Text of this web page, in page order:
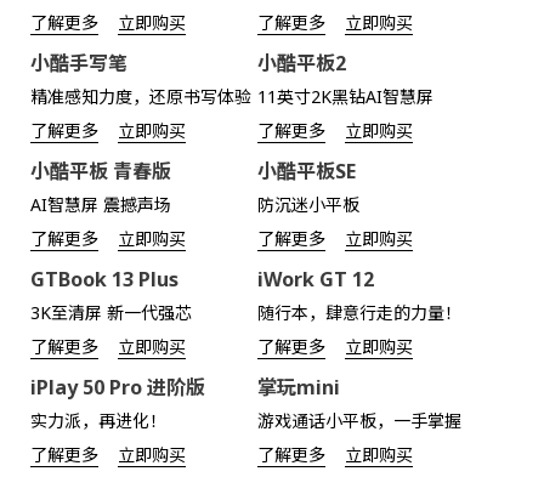
了解更多
立即购买
了解更多
立即购买
小酷手写笔
精准感知力度，还原书写体验
了解更多
立即购买
小酷平板2
11英寸2K黑钻AI智慧屏
了解更多
立即购买
小酷平板 青春版
AI智慧屏 震撼声场
了解更多
立即购买
小酷平板SE
防沉迷小平板
了解更多
立即购买
GTBook 13 Plus
3K至清屏 新一代强芯
了解更多
立即购买
iWork GT 12
随行本，肆意行走的力量！
了解更多
立即购买
iPlay 50 Pro 进阶版
实力派，再进化！
了解更多
立即购买
掌玩mini
游戏通话小平板，一手掌握
了解更多
立即购买